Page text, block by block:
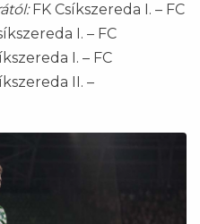
FK Csíkszereda I. – FC
I. – FC
I. – FC
II. –